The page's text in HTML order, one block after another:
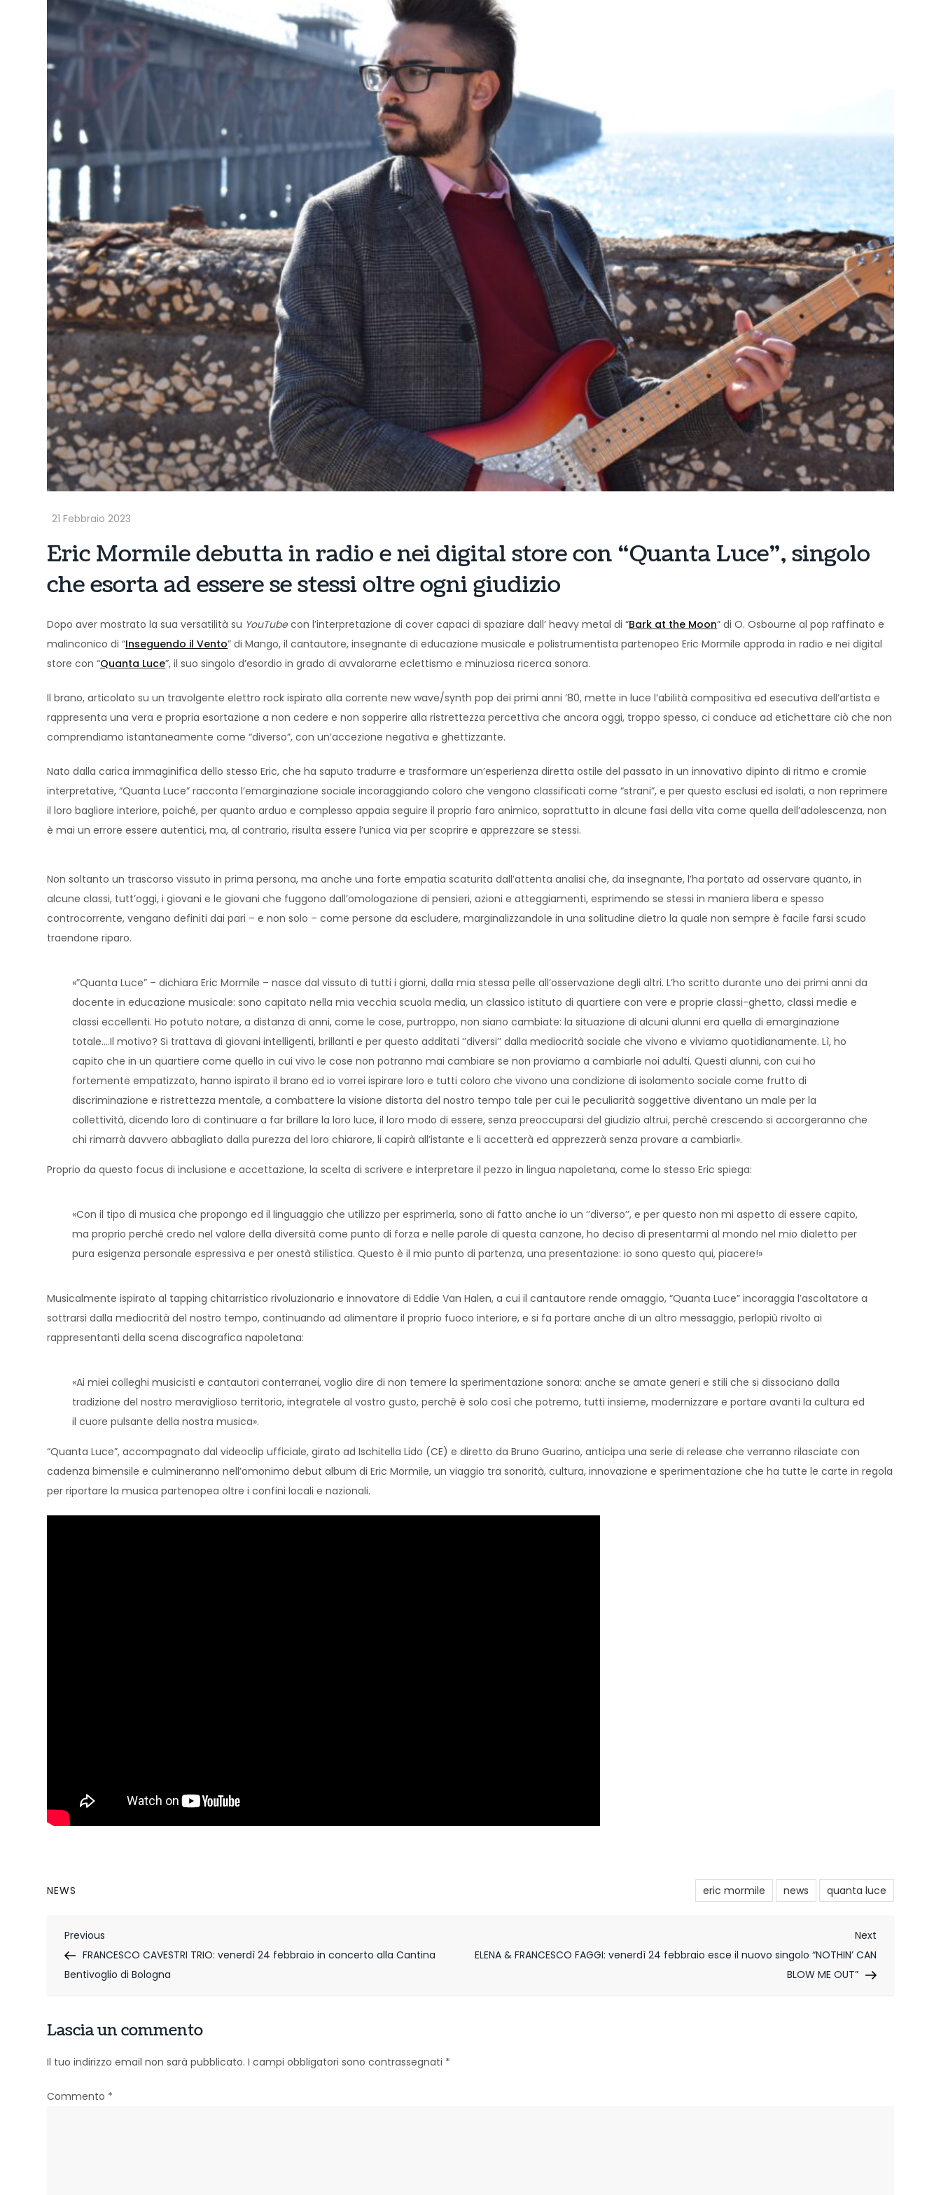
Eric Mormile debutta in radio e nei digital store con “Quanta Luce”, singolo
che esorta ad essere se stessi oltre ogni giudizio
Dopo aver mostrato la sua versatilità su YouTubecon l’interpretazione di cover capaci di spaziare dall’ heavy metal di “Bark at the Moon” di O. Osbourne al pop raffinato e
malinconico di “Inseguendo il Vento” di Mango, il cantautore, insegnante di educazione musicale e polistrumentista partenopeo Eric Mormile approda in radio e nei digital
store con “Quanta Luce”, il suo singolo d’esordio in grado di avvalorarne eclettismo e minuziosa ricerca sonora.
Il brano, articolato su un travolgente elettro rock ispirato alla corrente new wave/synth pop dei primi anni ’80, mette in luce l’abilità compositiva ed esecutiva dell’artista e
rappresenta una vera e propria esortazione a non cedere e non sopperire alla ristrettezza percettiva che ancora oggi, troppo spesso, ci conduce ad etichettare ciò che non
comprendiamo istantaneamente come “diverso”, con un’accezione negativa e ghettizzante.
Nato dalla carica immaginifica dello stesso Eric, che ha saputo tradurre e trasformare un’esperienza diretta ostile del passato in un innovativo dipinto di ritmo e cromie
interpretative, “Quanta Luce” racconta l’emarginazione sociale incoraggiando coloro che vengono classificati come “strani”, e per questo esclusi ed isolati, a non reprimere
il loro bagliore interiore, poiché, per quanto arduo e complesso appaia seguire il proprio faro animico, soprattutto in alcune fasi della vita come quella dell’adolescenza, non
è mai un errore essere autentici, ma, al contrario, risulta essere l’unica via per scoprire e apprezzare se stessi.
Non soltanto un trascorso vissuto in prima persona, ma anche una forte empatia scaturita dall’attenta analisi che, da insegnante, l’ha portato ad osservare quanto, in
alcune classi, tutt’oggi, i giovani e le giovani che fuggono dall’omologazione di pensieri, azioni e atteggiamenti, esprimendo se stessi in maniera libera e spesso
controcorrente, vengano definiti dai pari – e non solo – come persone da escludere, marginalizzandole in una solitudine dietro la quale non sempre è facile farsi scudo
traendone riparo.
«”Quanta Luce” – dichiara Eric Mormile – nasce dal vissuto di tutti i giorni, dalla mia stessa pelle all’osservazione degli altri. L’ho scritto durante uno dei primi anni da
docente in educazione musicale: sono capitato nella mia vecchia scuola media, un classico istituto di quartiere con vere e proprie classi-ghetto, classi medie e
classi eccellenti. Ho potuto notare, a distanza di anni, come le cose, purtroppo, non siano cambiate: la situazione di alcuni alunni era quella di emarginazione
totale….Il motivo? Si trattava di giovani intelligenti, brillanti e per questo additati ‘’diversi’’ dalla mediocrità sociale che vivono e viviamo quotidianamente. Lì, ho
capito che in un quartiere come quello in cui vivo le cose non potranno mai cambiare se non proviamo a cambiarle noi adulti. Questi alunni, con cui ho
fortemente empatizzato, hanno ispirato il brano ed io vorrei ispirare loro e tutti coloro che vivono una condizione di isolamento sociale come frutto di
discriminazione e ristrettezza mentale, a combattere la visione distorta del nostro tempo tale per cui le peculiarità soggettive diventano un male per la
collettività, dicendo loro di continuare a far brillare la loro luce, il loro modo di essere, senza preoccuparsi del giudizio altrui, perché crescendo si accorgeranno che
chi rimarrà davvero abbagliato dalla purezza del loro chiarore, li capirà all’istante e li accetterà ed apprezzerà senza provare a cambiarli».
Proprio da questo focus di inclusione e accettazione, la scelta di scrivere e interpretare il pezzo in lingua napoletana, come lo stesso Eric spiega:
«Con il tipo di musica che propongo ed il linguaggio che utilizzo per esprimerla, sono di fatto anche io un ‘’diverso’’, e per questo non mi aspetto di essere capito,
ma proprio perché credo nel valore della diversità come punto di forza e nelle parole di questa canzone, ho deciso di presentarmi al mondo nel mio dialetto per
pura esigenza personale espressiva e per onestà stilistica. Questo è il mio punto di partenza, una presentazione: io sono questo qui, piacere!»
Musicalmente ispirato al tapping chitarristico rivoluzionario e innovatore di Eddie Van Halen, a cui il cantautore rende omaggio, “Quanta Luce” incoraggia l’ascoltatore a
sottrarsi dalla mediocrità del nostro tempo, continuando ad alimentare il proprio fuoco interiore, e si fa portare anche di un altro messaggio, perlopiù rivolto ai
rappresentanti della scena discografica napoletana:
«Ai miei colleghi musicisti e cantautori conterranei, voglio dire di non temere la sperimentazione sonora: anche se amate generi e stili che si dissociano dalla
tradizione del nostro meraviglioso territorio, integratele al vostro gusto, perché è solo così che potremo, tutti insieme, modernizzare e portare avanti la cultura ed
il cuore pulsante della nostra musica».
“Quanta Luce”, accompagnato dal videoclip ufficiale, girato ad Ischitella Lido (CE) e diretto da Bruno Guarino, anticipa una serie di release che verranno rilasciate con
cadenza bimensile e culmineranno nell’omonimo debut album di Eric Mormile, un viaggio tra sonorità, cultura, innovazione e sperimentazione che ha tutte le carte in regola
per riportare la musica partenopea oltre i confini locali e nazionali.
NEWS eric mormile news quanta luce
N
a
i
a
z
Previous
Post
Previous
FRANCESCO CAVESTRI TRIO: venerdì 24 febbraio in concerto alla Cantina
Bentivoglio di Bologna
Next
Post
Next
ELENA & FRANCESCO FAGGI: venerdì 24 febbraio esce il nuovo singolo “NOTHIN’ CAN
BLOW ME OUT”
Lascia un commento
Il tuo indirizzo email non sarà pubblicato. I campi obbligatori sono contrassegnati *
Commento *